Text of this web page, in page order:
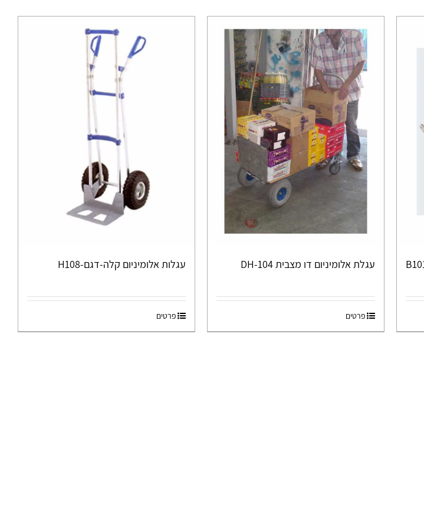
עגלת אלומיניום דו מצבית DH-104
פרטים
עגלות אלומיניום קלה-דגם-H108
פרטים